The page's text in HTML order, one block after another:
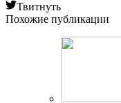
Твитнуть
Похожие публикации